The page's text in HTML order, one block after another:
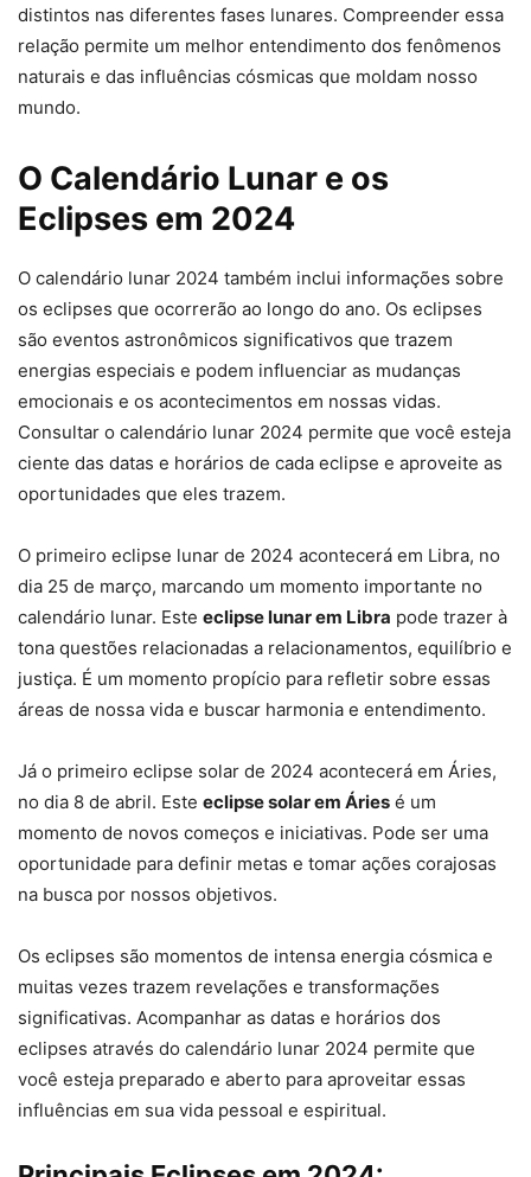
distintos nas diferentes fases lunares. Compreender essa
relação permite um melhor entendimento dos fenômenos
naturais e das influências cósmicas que moldam nosso
mundo.
O Calendário Lunar e os
Eclipses em 2024
O calendário lunar 2024 também inclui informações sobre
os eclipses que ocorrerão ao longo do ano. Os eclipses
são eventos astronômicos significativos que trazem
energias especiais e podem influenciar as mudanças
emocionais e os acontecimentos em nossas vidas.
Consultar o calendário lunar 2024 permite que você esteja
ciente das datas e horários de cada eclipse e aproveite as
oportunidades que eles trazem.
O primeiro eclipse lunar de 2024 acontecerá em Libra, no
dia 25 de março, marcando um momento importante no
calendário lunar. Este eclipse lunar em Libra pode trazer à
tona questões relacionadas a relacionamentos, equilíbrio e
justiça. É um momento propício para refletir sobre essas
áreas de nossa vida e buscar harmonia e entendimento.
Já o primeiro eclipse solar de 2024 acontecerá em Áries,
no dia 8 de abril. Este eclipse solar em Áries é um
momento de novos começos e iniciativas. Pode ser uma
oportunidade para definir metas e tomar ações corajosas
na busca por nossos objetivos.
Os eclipses são momentos de intensa energia cósmica e
muitas vezes trazem revelações e transformações
significativas. Acompanhar as datas e horários dos
eclipses através do calendário lunar 2024 permite que
você esteja preparado e aberto para aproveitar essas
influências em sua vida pessoal e espiritual.